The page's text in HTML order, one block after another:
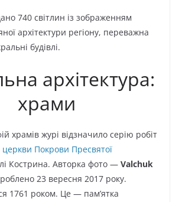
740 світлин із зображенням
архітектури регіону, переважна
будівлі.
архітектура:
храми
храмів журі відзначило серію робіт
церкви Покрови Пресвятої
Кострина. Авторка фото — Valchuk
23 вересня 2017 року.
1761 роком. Це — пам’ятка